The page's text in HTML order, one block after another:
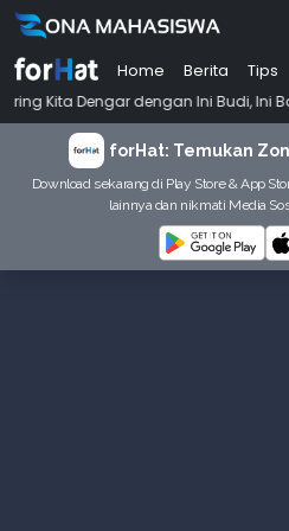
Home Berita Tips
dengan Ini Budi, Ini Bapak Budi, Ini
forHat: Temukan
Download sekarang di Play Store & App
lainnya dan nikmati Media